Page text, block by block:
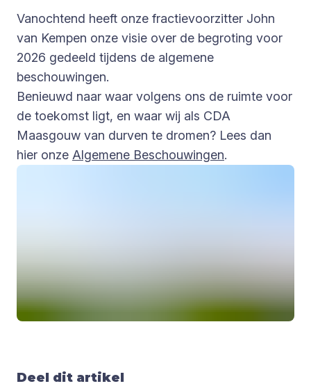
Vanochtend heeft onze fractievoorzitter John
van Kempen onze visie over de begroting voor
2026 gedeeld tijdens de algemene
beschouwingen.
Benieuwd naar waar volgens ons de ruimte voor
de toekomst ligt, en waar wij als CDA
Maasgouw van durven te dromen? Lees dan
hier onze Algemene Beschouwingen.
Deel dit artikel